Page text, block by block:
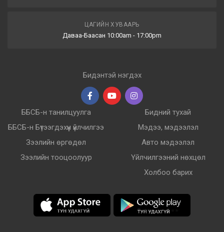
ЦАГИЙН ХУВААРЬ
Даваа-Баасан 10:00am - 17:00pm
Бидэнтэй нэгдэх
ББСБ-н танилцуулга
ББСБ-н Бүтээгдэхүүн үйлчилгээ
Зээлийн өргөдөл
Зээлийн тооцоолуур
Бидний тухай
Мэдээ, мэдээлэл
Авто мэдээлэл
Үйлчилгээний нөхцөл
Холбоо барих